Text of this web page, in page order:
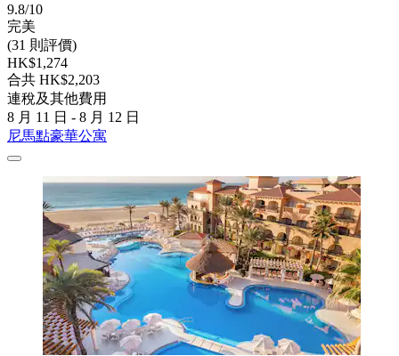
9.8/10
完美
(31 則評價)
HK$1,274
合共 HK$2,203
連稅及其他費用
8 月 11 日 - 8 月 12 日
尼馬點豪華公寓